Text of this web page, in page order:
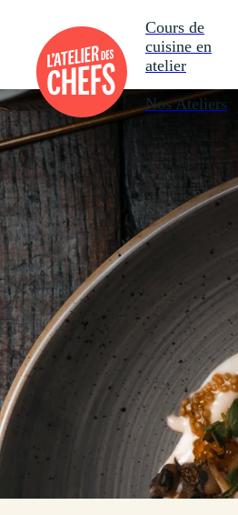
Cours de
cuisine en
atelier
Nos Ateliers